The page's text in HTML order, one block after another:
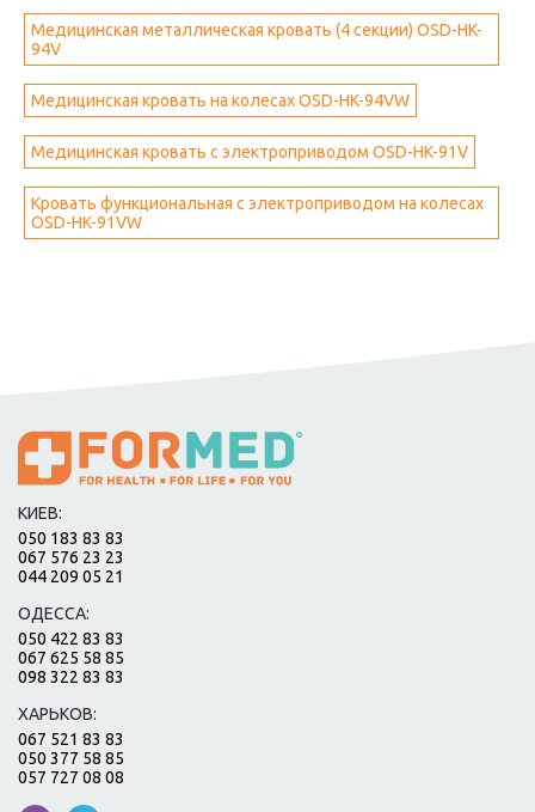
Медицинская металлическая кровать (4 секции) OSD-HK-
94V
Медицинская кровать на колесах OSD-HK-94VW
Медицинская кровать с электроприводом OSD-HK-91V
Кровать функциональная с электроприводом на колесах
OSD-HK-91VW
КИЕВ:
050 183 83 83
067 576 23 23
044 209 05 21
ОДЕССА:
050 422 83 83
067 625 58 85
098 322 83 83
ХАРЬКОВ:
067 521 83 83
050 377 58 85
057 727 08 08